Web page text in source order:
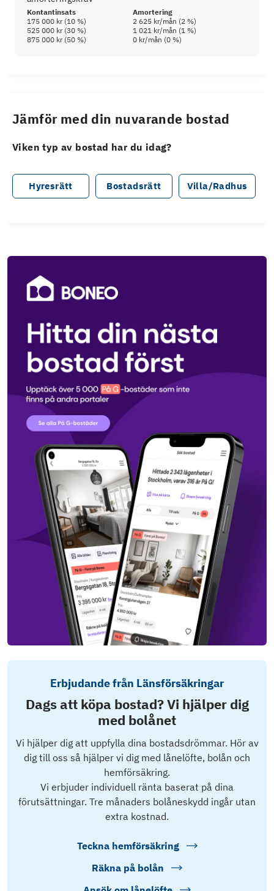
Kontantinsats
Amortering
175 000 kr(10 %) 2 625 kr/mån (2 %)
525 000 kr(30 %) 1 021 kr/mån (1 %)
875 000 kr(50 %) 0 kr/mån (0 %)
Jämför med din nuvarande bostad
Viken typ av bostad har du idag?
Hyresrätt Bostadsrätt Villa/Radhus
Erbjudande från Länsförsäkringar
Dags att köpa bostad? Vi hjälper dig
med bolånet
Vi hjälper dig att uppfylla dina bostadsdrömmar. Hör av
dig till oss så hjälper vi dig med lånelöfte, bolån och
hemförsäkring.
Vi erbjuder individuell ränta baserat på dina
förutsättningar. Tre månaders bolåneskydd ingår utan
extra kostnad.
Teckna hemförsäkring
Räkna på bolån